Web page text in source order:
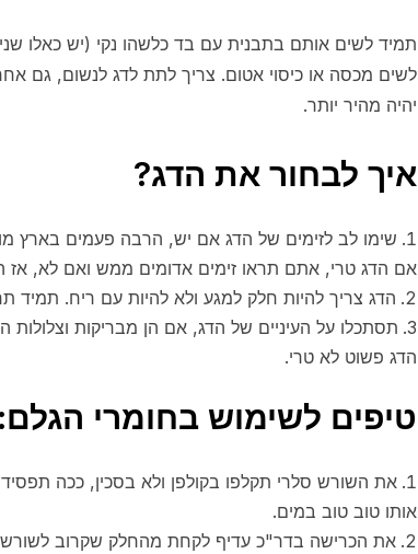
תמיד לשים אותם בתבנית עם בד כלשהו נקי (יש כאלו
לשים מכסה או כיסוי אטום. צריך לתת לדג לנשום, גם
יהיה מהיר יותר.
איך לבחור את הדג?
שימו לב לזימים של הדג אם יש, הרבה פעמים בארץ
אם הדג טרי, אתם תראו זימים אדומים ממש ואם לא, אז
הדג צריך להיות חלק למגע ולא להיות עם ריח. תמיד
תסתכלו על העיניים של הדג, אם הן מבריקות וצלולות
הדג פשוט לא טרי.
טיפים לשימוש בחומרי הגלם:
את השורש סלרי תקלפו בקולפן ולא בסכין, ככה
אותו טוב טוב במים.
את הכרישה בדר"כ עדיף לקחת מהחלק שקרוב